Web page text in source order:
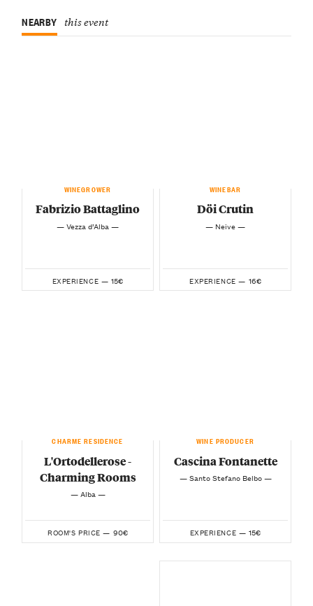
NEARBY this event
WINEGROWER
Fabrizio Battaglino
— Vezza d’Alba —
EXPERIENCE — 15€
WINEBAR
Döi Crutin
— Neive —
EXPERIENCE — 16€
CHARME RESIDENCE
L'Ortodellerose -
Charming Rooms
— Alba —
ROOM'S PRICE — 90€
WINE PRODUCER
Cascina Fontanette
— Santo Stefano Belbo —
EXPERIENCE — 15€